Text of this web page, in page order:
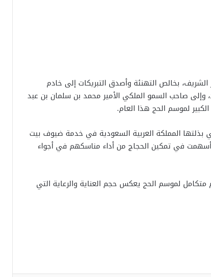
بخالص التهنئة وأصدق التبريكات إلى خادم
وإلى صاحب السمو الملكي الأمير محمد بن سلمان بن عبد
لموسم الحج هذا العام.
بذلتها المملكة العربية السعودية في خدمة ضيوف بيت
أسهمت في تمكين الحجاج من أداء مناسكهم في أجواء
لموسم الحج يعكس حجم العناية والرعاية التي